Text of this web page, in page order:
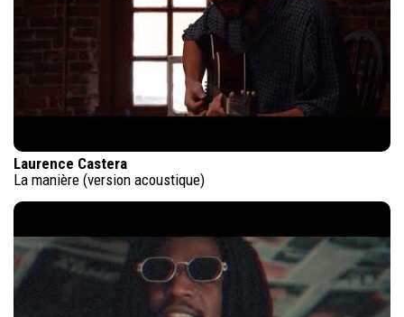
Laurence Castera
La manière (version acoustique)